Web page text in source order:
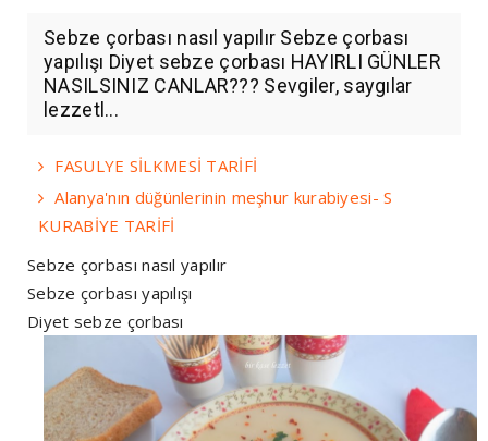
Sebze çorbası nasıl yapılır Sebze çorbası
yapılışı Diyet sebze çorbası HAYIRLI GÜNLER
NASILSINIZ CANLAR??? Sevgiler, saygılar
lezzetl...
FASULYE SİLKMESİ TARİFİ
Alanya'nın düğünlerinin meşhur kurabiyesi- S
KURABİYE TARİFİ
Sebze çorbası nasıl yapılır
Sebze çorbası yapılışı
Diyet sebze çorbası